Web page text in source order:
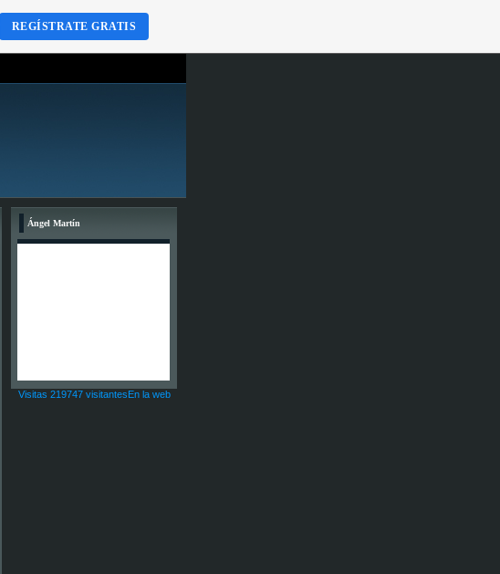
Ángel Martín
Visitas 219747 visitantesEn la web
REGÍSTRATE GRATIS